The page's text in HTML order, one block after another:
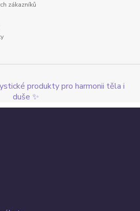
zákazníků
produkty pro harmonii těla i
duše ✨